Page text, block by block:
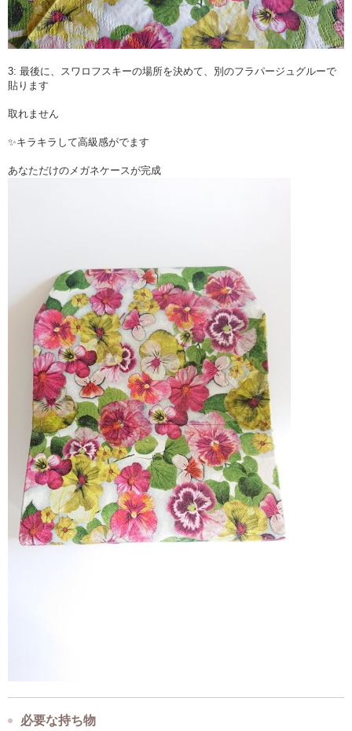
3: 最後に、スワロフスキーの場所を決めて、別のフラパージュグルーで
貼ります
取れません
✨キラキラして高級感がでます
あなただけのメガネケースが完成
必要な持ち物